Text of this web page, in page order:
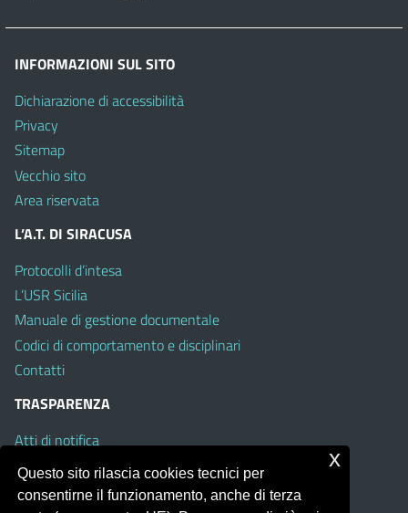
INFORMAZIONI SUL SITO
Dichiarazione di accessibilità
Privacy
Sitemap
Vecchio sito
Area riservata
L’A.T. DI SIRACUSA
Protocolli d’intesa
L’USR Sicilia
Manuale di gestione documentale
Codici di comportamento e disciplinari
Contatti
TRASPARENZA
Atti di notifica
Albo on line
Amministrazione Trasparente
Questo sito rilascia cookies tecnici per
consentirne il funzionamento, anche di terza
x